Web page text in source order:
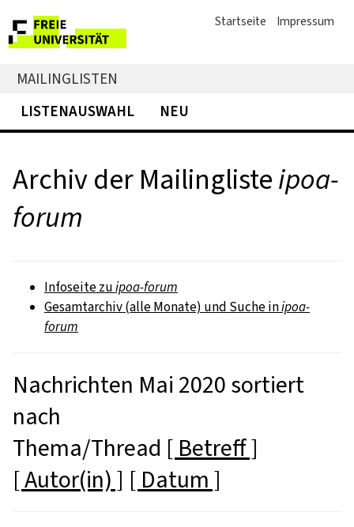
Startseite Impressum
MAILINGLISTEN
LISTENAUSWAHL
NEU
Archiv der Mailinglisteipoa-
forum
Infoseite zuipoa-forum
Gesamtarchiv (alle Monate) und Suche inipoa-
forum
Nachrichten Mai 2020 sortiert
nach
Thema/Thread [ Betreff ]
[ Autor(in) ] [ Datum ]